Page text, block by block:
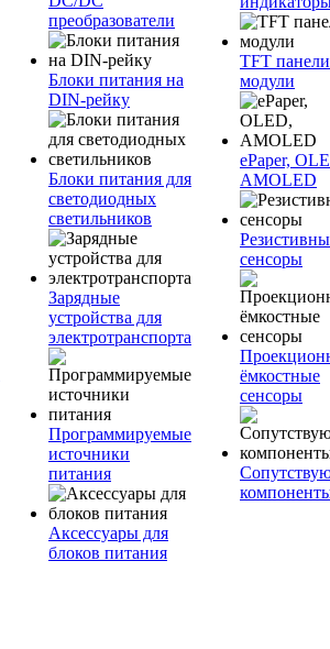
преобразователи
Блоки питания на
DIN-рейку
Блоки питания для
светодиодных
светильников
Зарядные
устройства для
электротранспорта
Программируемые
источники
питания
Аксессуары для
блоков питания
TFT
модули
ePaper,
AMOLED
сенсоры
ёмкостные
сенсоры